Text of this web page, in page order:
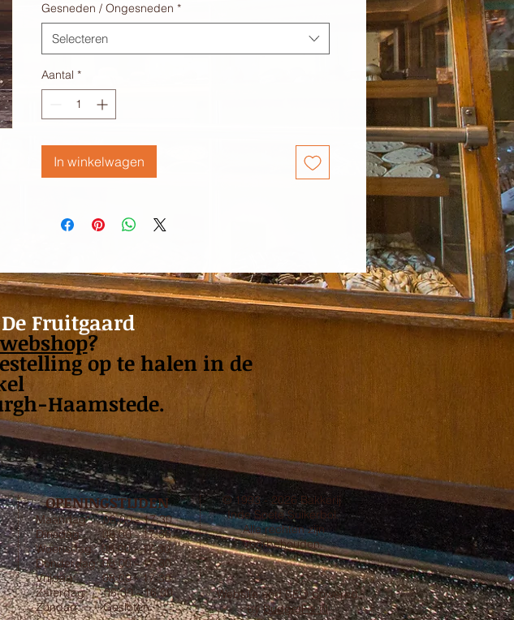
Gesneden / Ongesneden *
Selecteren
Aantal *
In winkelwagen
Fruitgaard
webshop?
op te halen in de
Haamstede.
OPENINGSTIJDEN
Maandag*: 08:00 - 17:30
Dinsdag: 08:00 - 17:30
Woensdag: 08:00 - 17:30
Donderdag: 08:00 - 17:30
Vrijdag: 08:00 - 17:30
Zaterdag: 08.00 - 16.00
Zondag: Gesloten
© 1993 - 2026 Bakkerij
Inde Soete Suikerbol.
Alle rechten zijn
voorbehouden.
Website and SEO powered
byBudgetFix.nl